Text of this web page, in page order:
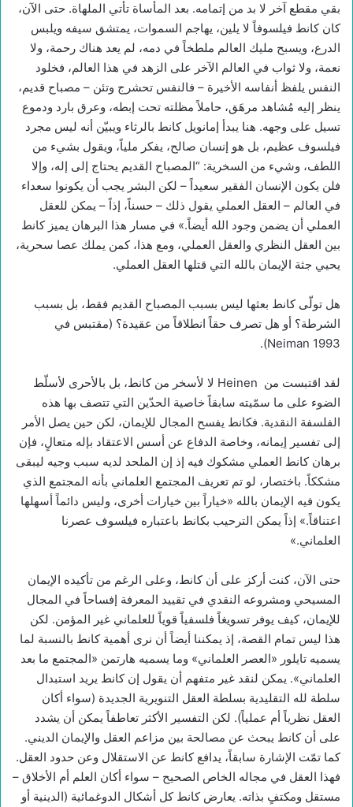
بقي مقطع آخر لا بد من إتمامه. بعد المأساة تأتي الملهاة. حتى الآن،
كان كانط فيلسوفاً لا يلين، يهاجم السموات، يمتشق سيفه ويلبس
الدرع، ويسبح مليك العالم ملطخاً في دمه، لم يعد هناك رحمة، ولا
نعمة، ولا ثواب في العالم الآخر على الزهد في هذا العالم، فخلود
النفس يلفظ أنفاسه الأخيرة – فالنفس تحشرج وتئن – مصباح قديم،
ينظر إليه مُشاهد مرهَق، حاملاً مظلته تحت إبطه، وعرق بارد ودموع
تسيل على وجهه. هنا يبدأ إمانويل كانط بالرثاء ويبيّن أنه ليس مجرد
فيلسوف عظيم، بل هو إنسان صالح، يفكر ملياً، ويقول بشيء من
اللطف، وشيء من السخرية: “المصباح القديم يحتاج إلى إله، وإلا
فلن يكون الإنسان الفقير سعيداً – لكن البشر يجب أن يكونوا سعداء
في العالم – العقل العملي يقول ذلك – حسناً، إذاً – يمكن للعقل
العملي أن يضمن وجود الله أيضاً.» في مسار هذا البرهان يميز كانط
بين العقل النظري والعقل العملي، ومع هذا، كمن يملك عصا سحرية،
يحيي جثة الإيمان بالله التي قتلها العقل العملي.
هل تولّى كانط بعثها ليس بسبب المصباح القديم فقط، بل بسبب
الشرطة؟ أو هل تصرف حقاً انطلاقاً من عقيدة؟ (مقتبس في
Neiman 1993).
لقد اقتبست من Heinen لا لأسخر من كانط، بل بالأحرى لأسلّط
الضوء على ما سمّيته سابقاً خاصية الحدّين التي تتصف بها هذه
الفلسفة النقدية. فكانط يفسح المجال للإيمان، لكن حين يصل الأمر
إلى تفسير إيمانه، وخاصة الدفاع عن أسس الاعتقاد بإله متعالٍ، فإن
برهان كانط العملي مشكوك فيه إذ إن الملحد لديه سبب وجيه ليبقى
مشككاً. باختصار، لو تم تعريف المجتمع العلماني بأنه المجتمع الذي
يكون فيه الإيمان بالله «خياراً بين خيارات أخرى، وليس دائماً أسهلها
اعتناقاً.» إذاً يمكن الترحيب بكانط باعتباره فيلسوف عصرنا
العلماني.»
حتى الآن، كنت أركز على أن كانط، وعلى الرغم من تأكيده الإيمان
المسيحي ومشروعه النقدي في تقييد المعرفة إفساحاً في المجال
للإيمان، كيف يوفر تسويغاً فلسفياً قوياً للعلماني غير المؤمن. لكن
هذا ليس تمام القصة، إذ يمكننا أيضاً أن نرى أهمية كانط بالنسبة لما
يسميه تايلور «العصر العلماني» وما يسميه هارتمن «المجتمع ما بعد
العلماني». يمكن لنقد غير متفهم أن يقول إن كانط يريد استبدال
سلطة لله التقليدية بسلطة العقل التنويرية الجديدة (سواء أكان
العقل نظرياً أم عملياً). لكن التفسير الأكثر تعاطفاً يمكن أن يشدد
على أن كانط يبحث عن مصالحة بين مزاعم العقل والإيمان الديني.
كما تمّت الإشارة سابقاً، يدافع كانط عن الاستقلال وعن حدود العقل.
فهذا العقل في مجاله الخاص الصحيح – سواء أكان العلم أم الأخلاق –
مستقل ومكتفٍ بذاته. يعارض كانط كل أشكال الدوغمائية (الدينية أو